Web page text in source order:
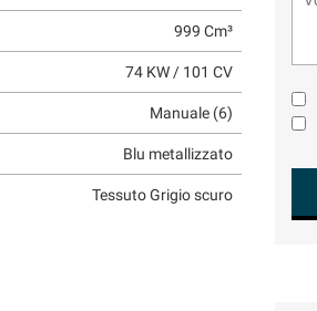
999 Cm³
74 KW / 101 CV
Manuale (6)
Blu metallizzato
Tessuto Grigio scuro